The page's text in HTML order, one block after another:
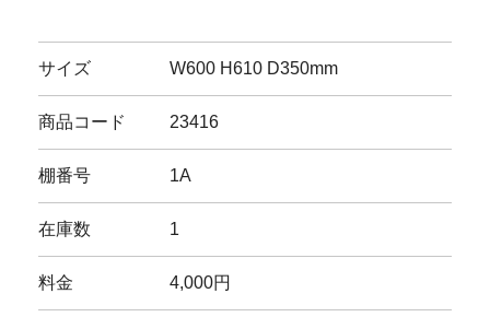
サイズ W600 H610 D350mm
商品コード 23416
棚番号 1A
在庫数 1
料金 4,000円